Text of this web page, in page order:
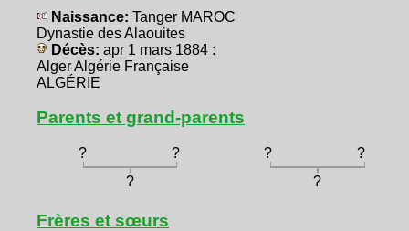
Naissance: Tanger MAROC
Dynastie des Alaouites
Décès: apr 1 mars 1884 :
Alger Algérie Française
ALGÉRIE
Parents et grand-parents
? ? ?
?
?
?
Frères et sœurs